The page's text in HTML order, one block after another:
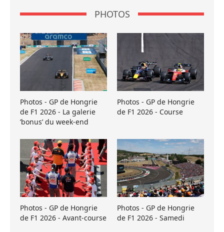
PHOTOS
Photos - GP de Hongrie
de F1 2026 - La galerie
’bonus’ du week-end
Photos - GP de Hongrie
de F1 2026 - Course
Photos - GP de Hongrie
de F1 2026 - Avant-course
Photos - GP de Hongrie
de F1 2026 - Samedi